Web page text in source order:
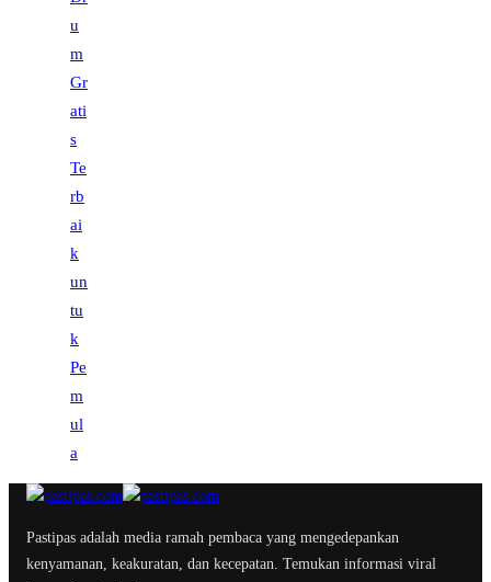
Pastipas adalah media ramah pembaca yang mengedepankan
kenyamanan, keakuratan, dan kecepatan. Temukan informasi viral